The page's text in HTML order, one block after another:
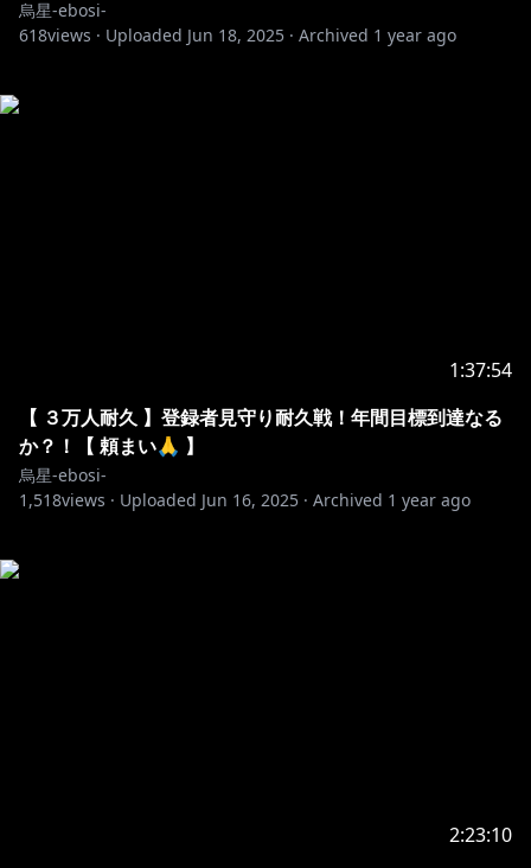
烏星-ebosi-
618views · Uploaded Jun 18, 2025 · Archived 1 year ago
1:37:54
【 ３万人耐久 】登録者見守り耐久戦！年間目標到達なる
か？！【 頼まい🙏 】
烏星-ebosi-
1,518views · Uploaded Jun 16, 2025 · Archived 1 year ago
2:23:10